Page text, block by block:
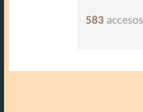
583 accesos